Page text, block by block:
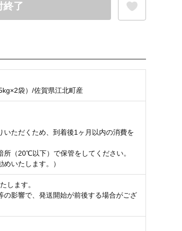
終了
袋）/佐賀県江北町産
ただくため、到着後1ヶ月以内の消費を
（20℃以下）で保管をしてください。
めいたします。）
します。
影響で、発送開始が前後する場合がござ